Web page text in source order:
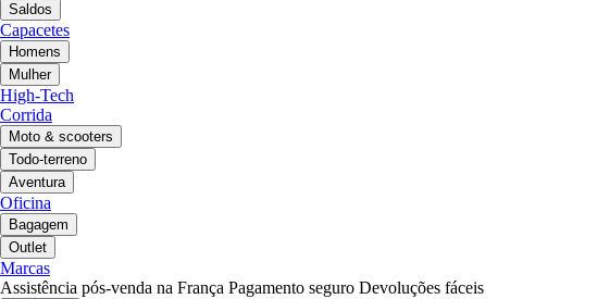
Saldos
Capacetes
Homens
Mulher
High-Tech
Corrida
Moto & scooters
Todo-terreno
Aventura
Oficina
Bagagem
Outlet
Marcas
Assistência pós-venda na França Pagamento seguro Devoluções fáceis